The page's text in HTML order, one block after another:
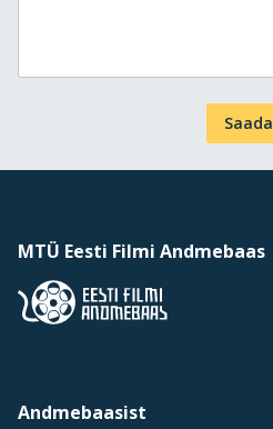
Saada
MTÜ Eesti Filmi Andmebaas
Andmebaasist